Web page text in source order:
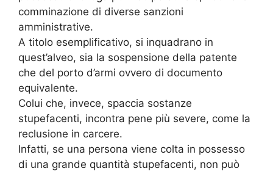
comminazione di diverse sanzioni
amministrative.
A titolo esemplificativo, si inquadrano in
quest’alveo, sia la sospensione della patente
che del porto d’armi ovvero di documento
equivalente.
Colui che, invece, spaccia sostanze
stupefacenti, incontra pene più severe, come la
reclusione in carcere.
Infatti, se una persona viene colta in possesso
di una grande quantità stupefacenti, non può